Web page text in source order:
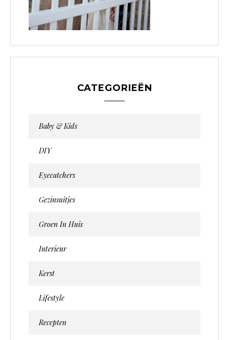
CATEGORIEËN
Baby & Kids
DIY
Eyecatchers
Gezinsuitjes
Groen In Huis
Interieur
Kerst
Lifestyle
Recepten